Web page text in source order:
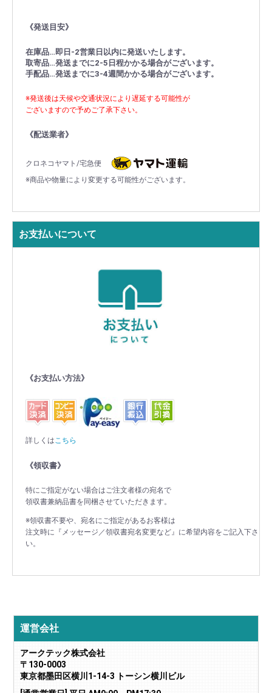
《発送目安》
在庫品…即日-2営業日以内に発送いたします。
取寄品…発送までに2-5日程かかる場合がございます。
手配品…発送までに3-4週間かかる場合がございます。
※発送後は天候や交通状況により遅延する可能性が
ございますので予めご了承下さい。
《配送業者》
クロネコヤマト/宅急便
※商品や物量により変更する可能性がございます。
お支払いについて
《お支払い方法》
詳しくはこちら
《領収書》
特にご指定がない場合はご注文者様の宛名で
領収書兼納品書を同梱させていただきます。
※領収書不要や、宛名にご指定があるお客様は
注文時に『メッセージ／領収書宛名変更など』に希望内容をご記入下さ
い。
運営会社
アークテック株式会社
〒130-0003
東京都墨田区横川1-14-3 トーシン横川ビル